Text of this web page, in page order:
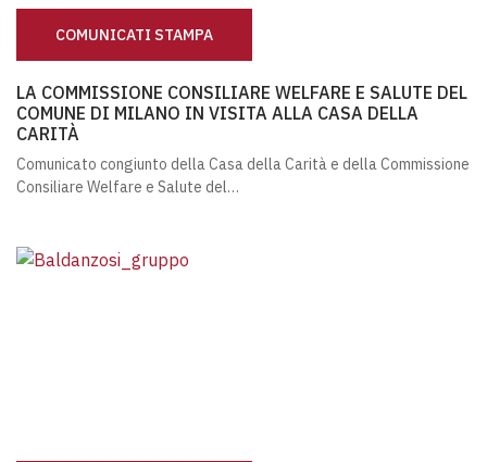
COMUNICATI STAMPA
LA COMMISSIONE CONSILIARE WELFARE E SALUTE DEL
COMUNE DI MILANO IN VISITA ALLA CASA DELLA
CARITÀ
Comunicato congiunto della Casa della Carità e della Commissione
Consiliare Welfare e Salute del…